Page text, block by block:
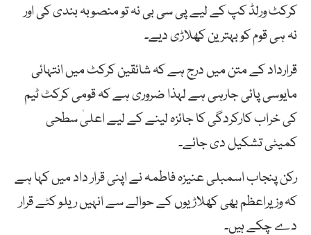
کرکٹ ورلڈ کپ کے لیے پی سی بی نہ تو منصوبہ بندی کی اور
نہ ہی قوم کو بہترین کھلاڑی دیے۔
قرارداد کے متن میں درج ہے کہ شائقین کرکٹ میں انتہائی
مایوسی پائی جارہی ہے لہذا ضروری ہے کہ قومی کرکٹ ٹیم
کی خراب کارکردگی کا جائزہ لینے کے لیے اعلیٰ سطحی
کمیٹی تشکیل دی جائے۔
رکن پنجاب اسمبلی عنیزہ فاطمہ نے اپنی قرار داد میں کہا ہے
کہ وزیراعظم بھی کھلاڑیوں کے حوالے سے انہیں ریلو کٹے قرار
دے چکے ہیں۔